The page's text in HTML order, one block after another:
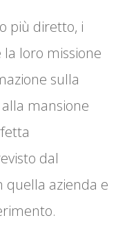
più diretto, i
loro missione
sulla
mansione
dal
quella azienda e